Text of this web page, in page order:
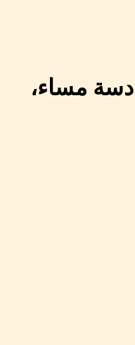
الساعة 11 صباحاً حتى السادسة مساء،